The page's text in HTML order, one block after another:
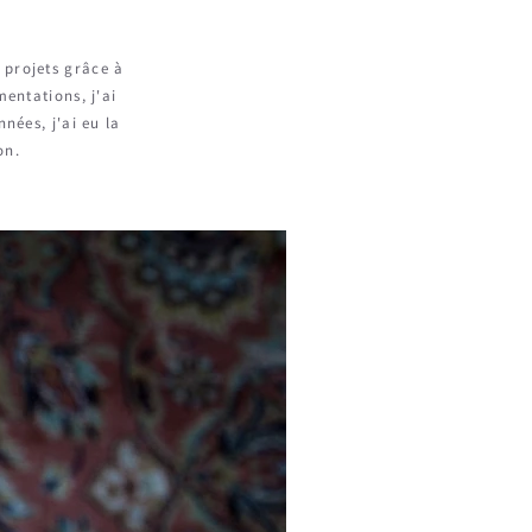
grâce à
j'ai
j'ai eu la